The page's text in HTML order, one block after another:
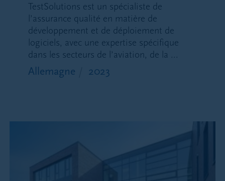
TestSolutions est un spécialiste de
l’assurance qualité en matière de
développement et de déploiement de
logiciels, avec une expertise spécifique
dans les secteurs de l’aviation, de la ...
Allemagne 2023